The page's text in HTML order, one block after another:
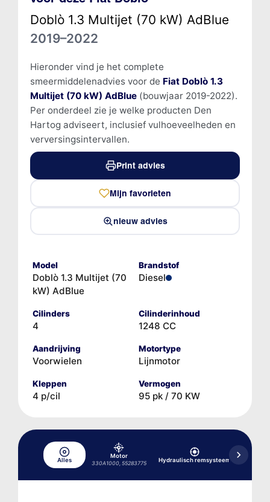
Doblò 1.3 Multijet (70 kW) AdBlue
2019–2022
Hieronder vind je het complete
smeermiddelenadvies voor de Fiat Doblò 1.3
Multijet (70 kW) AdBlue(bouwjaar 2019-2022).
Per onderdeel zie je welke producten Den
Hartog adviseert, inclusief vulhoeveelheden en
verversingsintervallen.
Print advies
Mijn favorieten
nieuw advies
Model
Doblò 1.3 Multijet (70
kW) AdBlue
Brandstof
Diesel
Cilinders
4
Cilinderinhoud
1248 CC
Aandrijving
Voorwielen
Motortype
Lijnmotor
Kleppen
4 p/cil
Vermogen
95 pk / 70 KW
Alles
Motor
330A1000, 55283775
Hydraulisch remsysteem